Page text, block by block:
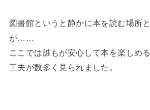
図書館というと静かに本を読む場所
が……
ここでは誰もが安心して本を楽しめ
工夫が数多く見られました。